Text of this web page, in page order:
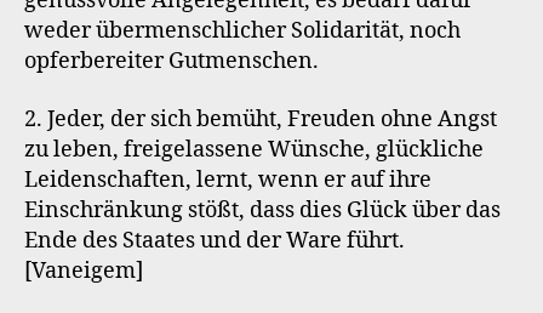
weder übermenschlicher Solidarität, noch
opferbereiter Gutmenschen.
2. Jeder, der sich bemüht, Freuden ohne Angst
zu leben, freigelassene Wünsche, glückliche
Leidenschaften, lernt, wenn er auf ihre
Einschränkung stößt, dass dies Glück über das
Ende des Staates und der Ware führt.
[Vaneigem]